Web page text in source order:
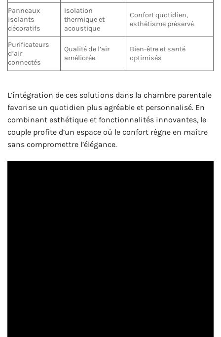
Panneaux
isolants
décoratifs
Isolation
thermique et
acoustique
Confort quotidien,
esthétisme préservé
Purificateurs
d’air
connectés
Qualité de l’air
améliorée
Bien-être et santé
optimisés
L’intégration de ces solutions dans la chambre parentale
favorise un quotidien plus agréable et personnalisé. En
combinant esthétique et fonctionnalités innovantes, le
couple profite d’un espace où le confort règne en maître
sans compromettre l’élégance.